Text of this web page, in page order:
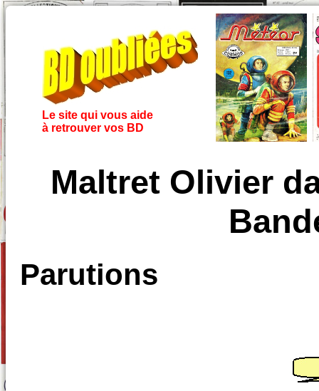
Le site qui vous aide
à retrouver vos BD
Maltret Olivier
Parutions